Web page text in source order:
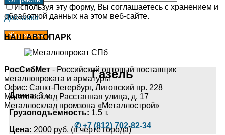
Используя эту форму, Вы соглашаетесь с хранением и
обработкой данных на этом веб-сайте.
РосСибМет - Российский оптовый поставщик
металлопроката и арматуры
Офис: Санкт-Петербург, Лиговский пр. 228
Металлосклад Расстанная улица, д. 17
Металлосклад промзона «Металлострой»
✆ +7 (812) 702-82-34
Доставка
НАШ АВТОПАРК
Газель
Длина:3 м.
Грузоподъемность: 1,5 т.
Цена: 2000 руб. (в черте города)